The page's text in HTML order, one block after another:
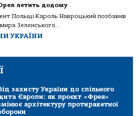
летить додому
Польщі Кароль Навроцький позбавив
Зеленського...
УКРАЇНИ
захисту України до спільного
Європи: як проєкт «Фрея»
архітектуру протиракетної